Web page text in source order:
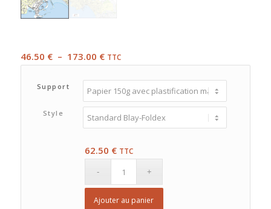
46.50 € – 173.00 €Plage
46.50 €
à
173.00 €
TTC
Support
Style
62.50 € TTC
Ajouter au panier